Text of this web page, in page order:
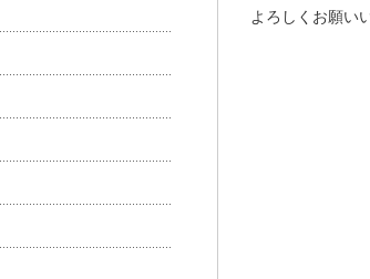
よろしくお願い